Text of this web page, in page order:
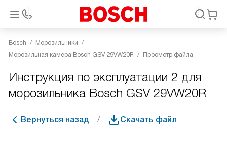
Bosch
Морозильники
Морозильная камера Bosch GSV 29VW20R
Просмотр файла
Инструкция по эксплуатации 2 для
морозильника Bosch GSV 29VW20R
Вернуться назад Скачать файл